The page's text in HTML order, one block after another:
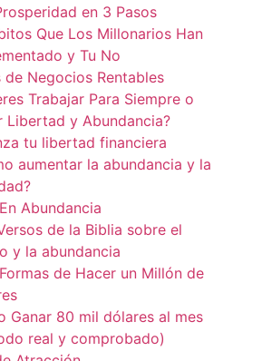
en 3 Pasos
Que Los Millonarios Han
y Tu No
de Negocios Rentables
Trabajar Para Siempre o
Libertad y Abundancia?
tu libertad financiera
aumentar la abundancia y la
Abundancia
de la Biblia sobre el
y la abundancia
de Hacer un Millón de
Ganar 80 mil dólares al mes
real y comprobado)